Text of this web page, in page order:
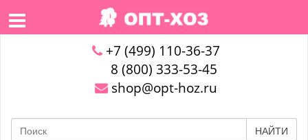
+7 (499) 110-36-37
8 (800) 333-53-45
shop@opt-hoz.ru
НАЙТИ